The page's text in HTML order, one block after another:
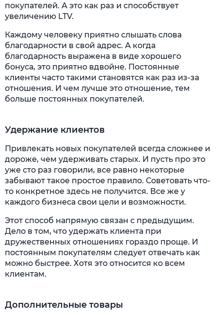
покупателей. А это как раз и способствует
увеличению LTV.
Каждому человеку приятно слышать слова
благодарности в свой адрес. А когда
благодарность выражена в виде хорошего
бонуса, это приятно вдвойне. Постоянные
клиенты часто такими становятся как раз из-за
отношения. И чем лучше это отношение, тем
больше постоянных покупателей.
Удержание клиентов
Привлекать новых покупателей всегда сложнее и
дороже, чем удерживать старых. И пусть про это
уже сто раз говорили, все равно некоторые
забывают такое простое правило. Советовать что-
то конкретное здесь не получится. Все же у
каждого бизнеса свои цели и возможности.
Этот способ напрямую связан с предыдущим.
Дело в том, что удержать клиента при
дружественных отношениях гораздо проще. И
постоянным покупателям следует отвечать как
можно быстрее. Хотя это относится ко всем
клиентам.
Дополнительные товары